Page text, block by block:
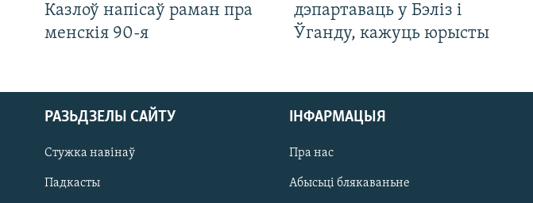
Казлоў напісаў раман пра
менскія 90-я
дэпартаваць у Бэліз і
Ўганду, кажуць юрысты
РАЗЬДЗЕЛЫ САЙТУ
Стужка навінаў
Падкасты
ІНФАРМАЦЫЯ
Пра нас
Абысьці блякаваньне